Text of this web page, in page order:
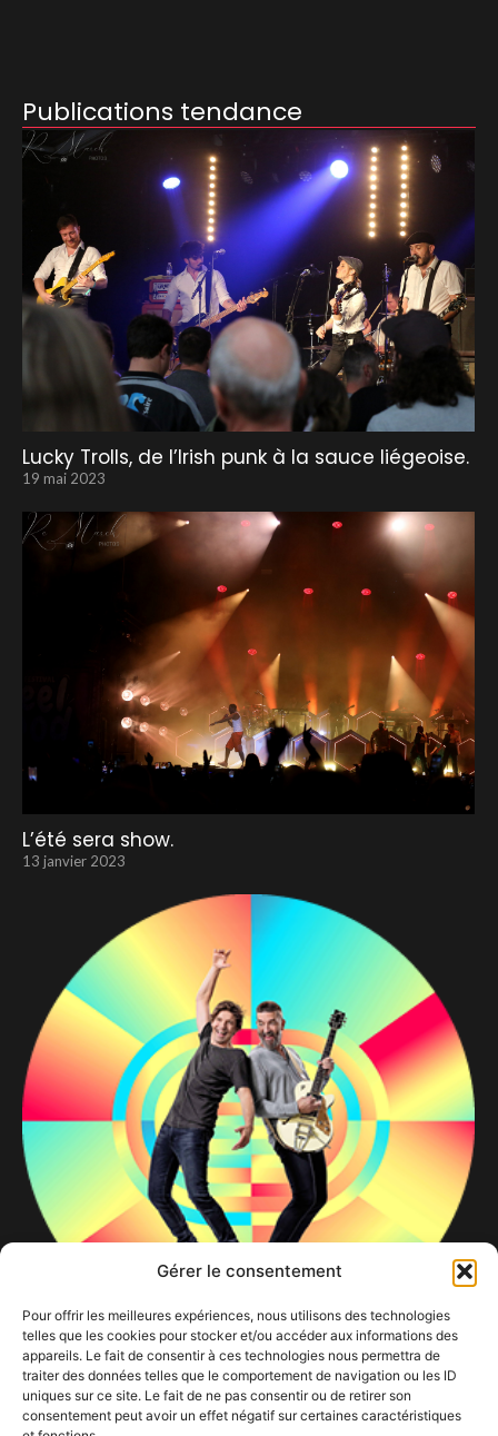
Gérer le consentement
Pour offrir les meilleures expériences, nous utilisons des technologies
telles que les cookies pour stocker et/ou accéder aux informations des
appareils. Le fait de consentir à ces technologies nous permettra de
traiter des données telles que le comportement de navigation ou les ID
uniques sur ce site. Le fait de ne pas consentir ou de retirer son
consentement peut avoir un effet négatif sur certaines caractéristiques
Publications tendance
Lucky Trolls, de l’Irish punk à la sauce liégeoise.
19 mai 2023
L’été sera show.
13 janvier 2023
Clouseau40
18 mars 2024